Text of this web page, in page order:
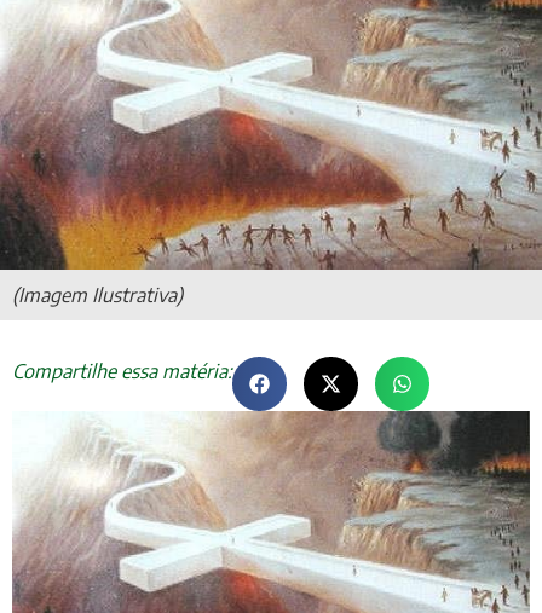
(Imagem Ilustrativa)
Compartilhe essa matéria: